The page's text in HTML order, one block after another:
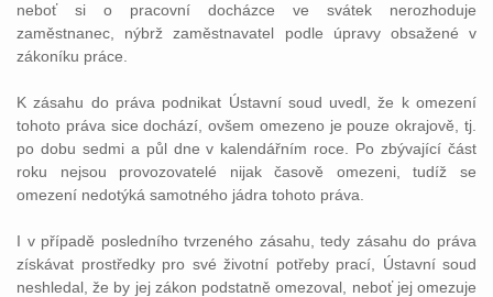
neboť si o pracovní docházce ve svátek nerozhoduje
zaměstnanec, nýbrž zaměstnavatel podle úpravy obsažené v
zákoníku práce.
K zásahu do práva podnikat Ústavní soud uvedl, že k omezení
tohoto práva sice dochází, ovšem omezeno je pouze okrajově, tj.
po dobu sedmi a půl dne v kalendářním roce. Po zbývající část
roku nejsou provozovatelé nijak časově omezeni, tudíž se
omezení nedotýká samotného jádra tohoto práva.
I v případě posledního tvrzeného zásahu, tedy zásahu do práva
získávat prostředky pro své životní potřeby prací, Ústavní soud
neshledal, že by jej zákon podstatně omezoval, neboť jej omezuje